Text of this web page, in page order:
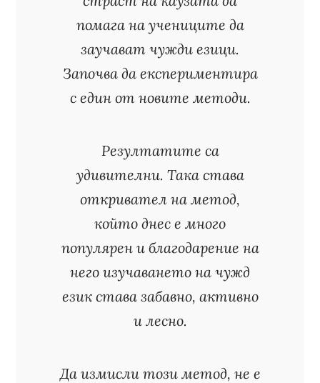
помага на учениците да
заучават чужди езици.
Започва да експериментира
с един от новите методи.
Резултатите са
удивителни. Така става
откривател на метод,
който днес е много
популярен и благодарение на
него изучаването на чужд
език става забавно, активно
и лесно.
Да измисли този метод, не е